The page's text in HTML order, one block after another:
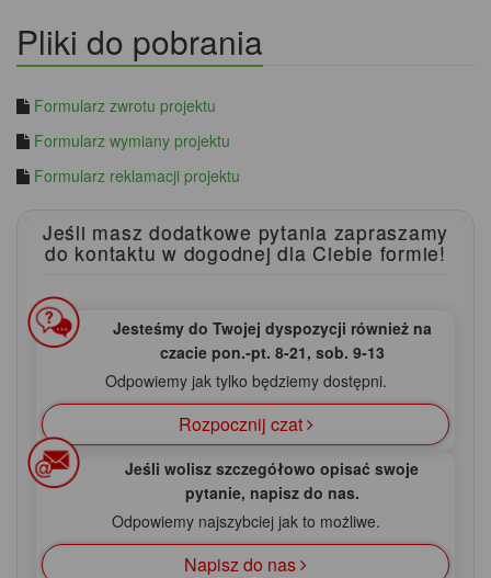
Pliki do pobrania
Formularz zwrotu projektu
Formularz wymiany projektu
Formularz reklamacji projektu
Jeśli masz dodatkowe pytania zapraszamy
do kontaktuw dogodnej dla Ciebie formie!
Jesteśmy do Twojej dyspozycji również na
czacie pon.‑pt. 8‑21, sob. 9‑13
Odpowiemy jak tylko będziemy dostępni.
Rozpocznij czat
Jeśli wolisz szczegółowo opisać swoje
pytanie, napisz do nas.
Odpowiemy najszybciej jak to możliwe.
Napisz do nas